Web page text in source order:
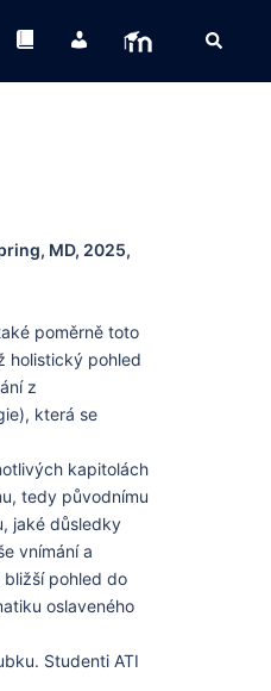
Knihovna MoodleSearch
MD, 2025,
poměrně toto
holistický pohled
z
která se
kapitolách
tedy původnímu
jaké důsledky
vnímání a
bližší pohled do
oslaveného
Studenti ATI